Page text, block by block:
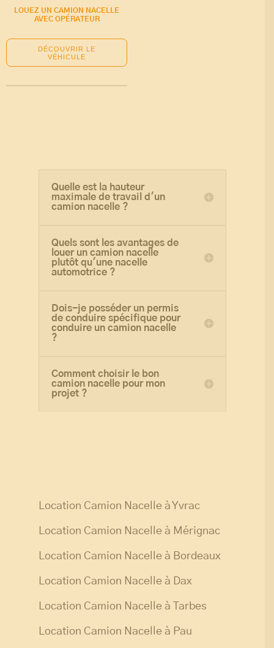
LOUEZ UN CAMION NACELLE
AVEC OPÉRATEUR
Quelle est la hauteur
maximale de travail d'un
camion nacelle ?
Quels sont les avantages de
louer un camion nacelle
plutôt qu'une nacelle
automotrice ?
Dois-je posséder un permis
de conduire spécifique pour
conduire un camion nacelle
?
Comment choisir le bon
camion nacelle pour mon
projet ?
Location Camion Nacelle à Yvrac
Location Camion Nacelle à Mérignac
Location Camion Nacelle à Bordeaux
Location Camion Nacelle à Dax
Location Camion Nacelle à Tarbes
Location Camion Nacelle à Pau